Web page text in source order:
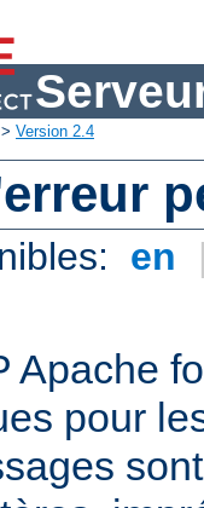
> Version 2.4
en
Apache
pour